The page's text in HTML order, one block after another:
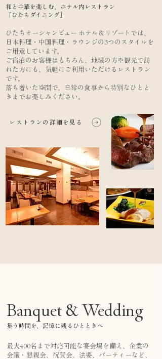
和と中華を楽しむ、ホテル内レストラン
「ひたちダイニング」
ひたちオーシャンビュー ホテル＆リゾートでは、
日本料理・中国料理・ラウンジの3つのスタイルを
ご用意しています。
ご宿泊のお客様はもちろん、地域の方や観光で訪
れた方にも、気軽にご利用いただけるレストラン
です。
落ち着いた空間で、日常の食事から特別なひとと
きまでお楽しみください。
レストランの詳細を見る
Banquet & Wedding
集う時間を、記憶に残るひとときへ
最大400名まで対応可能な宴会場を備え、企業の
会議・懇親会、祝賀会、法要、パーティーなど、